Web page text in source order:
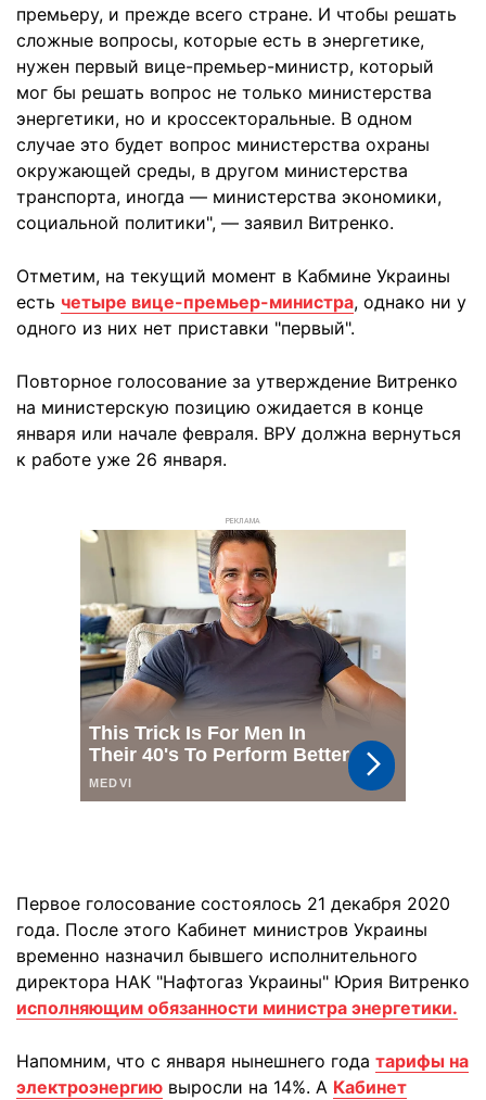
премьеру, и прежде всего стране. И чтобы решать
сложные вопросы, которые есть в энергетике,
нужен первый вице-премьер-министр, который
мог бы решать вопрос не только министерства
энергетики, но и кроссекторальные. В одном
случае это будет вопрос министерства охраны
окружающей среды, в другом министерства
транспорта, иногда — министерства экономики,
социальной политики", — заявил Витренко.
Отметим, на текущий момент в Кабмине Украины
есть четыре вице-премьер-министра, однако ни у
одного из них нет приставки "первый".
Повторное голосование за утверждение Витренко
на министерскую позицию ожидается в конце
января или начале февраля. ВРУ должна вернуться
к работе уже 26 января.
РЕКЛАМА
Первое голосование состоялось 21 декабря 2020
года. После этого Кабинет министров Украины
временно назначил бывшего исполнительного
директора НАК "Нафтогаз Украины" Юрия Витренко
исполняющим обязанности министра энергетики.
Напомним, что с января нынешнего года тарифы на
электроэнергию выросли на 14%. А Кабинет